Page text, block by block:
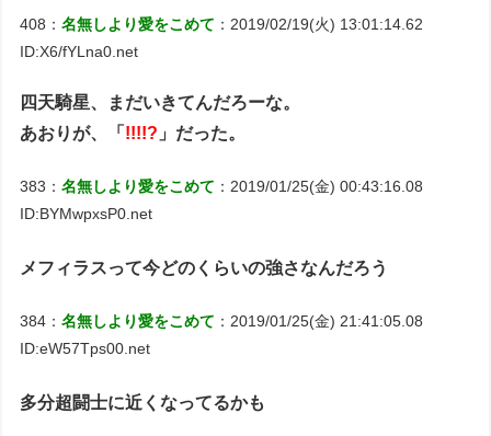
408：名無しより愛をこめて ：2019/02/19(火) 13:01:14.62
ID:X6/fYLna0.net
四天騎星、まだいきてんだろーな。
あおりが、「 !!!!? 」だった。
383：名無しより愛をこめて ：2019/01/25(金) 00:43:16.08
ID:BYMwpxsP0.net
メフィラスって今どのくらいの強さなんだろう
384：名無しより愛をこめて ：2019/01/25(金) 21:41:05.08
ID:eW57Tps00.net
多分超闘士に近くなってるかも